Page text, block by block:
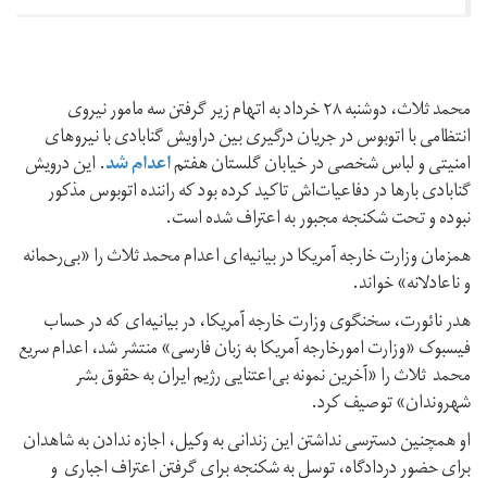
محمد ثلاث، دوشنبه ۲۸ خرداد به اتهام زیر گرفتن سه مامور نیروی
انتظامی با اتوبوس در جریان درگیری بین دراویش گنابادی با نیروهای
امنیتی و لباس شخصی در خیابان گلستان هفتماعدام شد. این درویش
گنابادی بارها در دفاعیات‌اش تاکید کرده بود که راننده اتوبوس مذکور
نبوده و تحت شکنجه مجبور به اعتراف شده است.
همزمان وزارت خارجه آمریکا در بیانیه‌ای اعدام محمد ثلاث را «بی‌رحمانه
و ناعادلانه» خواند.
هدر نائورت، سخنگوی وزارت خارجه آمریکا، در بیانیه‌ای که در حساب
فیسبوک «وزارت امورخارجه آمریکا به زبان فارسی» منتشر شد، اعدام سریع
محمد ثلاث را «آخرین نمونه بی‌اعتنایی رژیم ایران به حقوق بشر
شهروندان» توصیف کرد.
او همچنین دسترسی نداشتن این زندانی به وکیل، اجازه ندادن به شاهدان